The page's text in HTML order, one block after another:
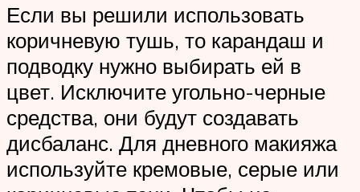
Если вы решили использовать
коричневую тушь, то карандаш и
подводку нужно выбирать ей в
цвет. Исключите угольно-черные
средства, они будут создавать
дисбаланс. Для дневного макияжа
используйте кремовые, серые или